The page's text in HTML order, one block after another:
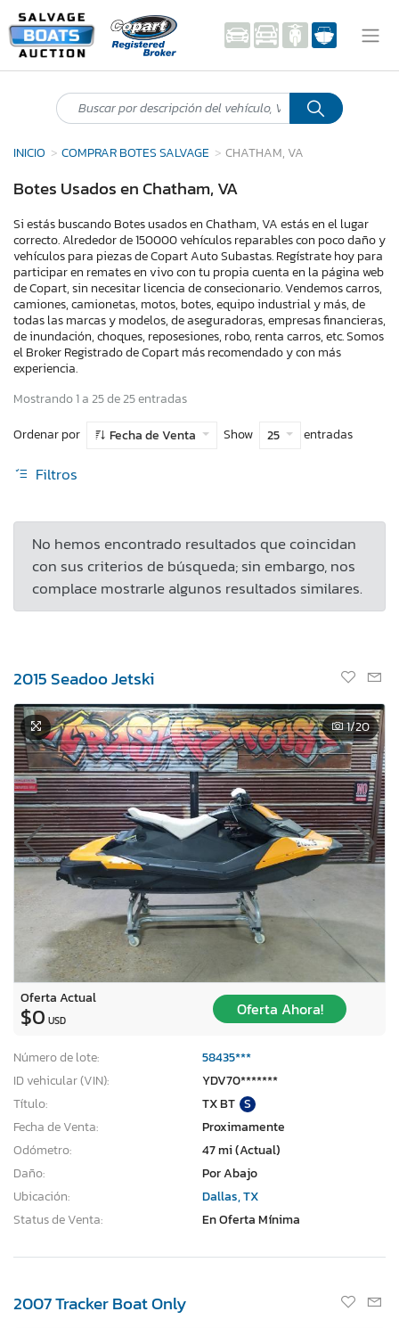
INICIO COMPRAR BOTES SALVAGE CHATHAM, VA
Botes Usados en Chatham, VA
Si estás buscando Botes usados en Chatham, VA estás en el lugar
correcto. Alrededor de 150000 vehículos reparables con poco daño y
vehículos para piezas de Copart Auto Subastas. Regístrate hoy para
participar en remates en vivo con tu propia cuenta en la página web
de Copart, sin necesitar licencia de consecionario. Vendemos carros,
camiones, camionetas, motos, botes, equipo industrial y más, de
todas las marcas y modelos, de aseguradoras, empresas financieras,
de inundación, choques, reposesiones, robo, renta carros, etc. Somos
el Broker Registrado de Copart más recomendado y con más
experiencia.
Mostrando 1 a 25 de 25 entradas
Ordenar por
Fecha de Venta Show 25 entradas
Filtros
No hemos encontrado resultados que coincidan
con sus criterios de búsqueda; sin embargo, nos
complace mostrarle algunos resultados similares.
2015 Seadoo Jetski
1/20
Oferta Actual
$0 USD
Oferta Ahora!
Número de lote:
58435***
ID vehicular (VIN):
YDV70*******
Título:
TX BT S
Fecha de Venta:
Proximamente
Odómetro:
47 mi (Actual)
Daño:
Por Abajo
Ubicación:
Dallas, TX
Status de Venta:
En Oferta Mínima
2007 Tracker Boat Only